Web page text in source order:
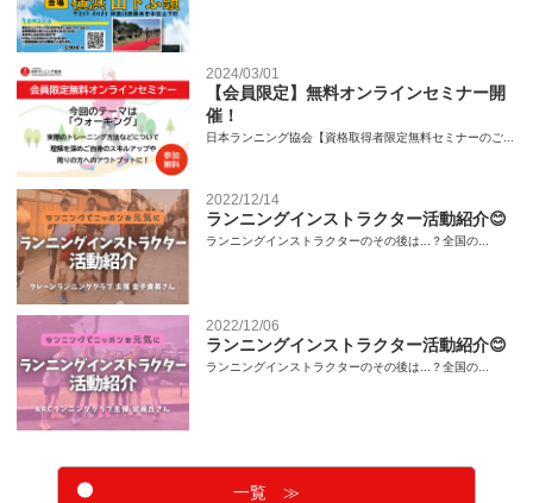
2024/03/01
【会員限定】無料オンラインセミナー開
催！
日本ランニング協会【資格取得者限定無料セミナーのご...
2022/12/14
ランニングインストラクター活動紹介😊
ランニングインストラクターのその後は...？全国の...
2022/12/06
ランニングインストラクター活動紹介😊
ランニングインストラクターのその後は...？全国の...
一覧 ≫